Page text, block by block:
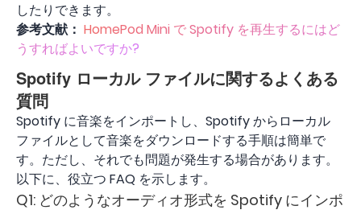
したりできます。
参考文献： HomePod Mini で Spotify を再生するにはど
うすればよいですか?
Spotify ローカル ファイルに関するよくある
質問
Spotify に音楽をインポートし、Spotify からローカル
ファイルとして音楽をダウンロードする手順は簡単で
す。ただし、それでも問題が発生する場合があります。
以下に、役立つ FAQ を示します。
Q1: どのようなオーディオ形式を Spotify にインポ